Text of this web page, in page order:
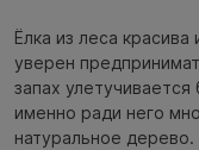
Ёлка из леса
уверен
запах
именно ради него
натуральное дерево.